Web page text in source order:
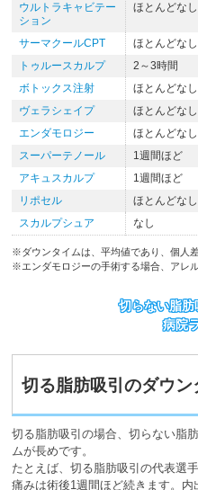
ウルトラキャビテー
ション
ほとんどなし
サーマクールCPT
ほとんどなし
トゥルースカルプ
2～3時間
ボトックス注射
ほとんどなし
ヴェラシェイプ
ほとんどなし
エンダモロジー
ほとんどなし
スーパーテノール
1週間ほど
アキュスカルプ
1週間ほど
リポセル
ほとんどなし
スカルプシュア
なし
※ダウンタイムは、平均値であり、個人差
※エンダモロジーの手術する場合、アレ
切らない脂肪
病院
切る脂肪吸引のダウン
切る脂肪吸引の場合、切らない脂
ムが長めです。
たとえば、切る脂肪吸引の代表選
痛みは術後1週間ほど続きます。